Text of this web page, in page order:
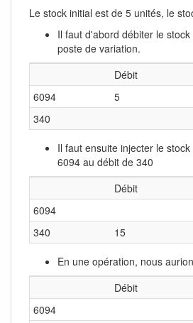
Le stock initial est de 5 unités, le
Il faut d'abord débiter le
poste de variation.
Débit
6094
5
340
Il faut ensuite injecter le
6094 au débit de 340
Débit
6094
340
15
En une opération, nous
Débit
6094